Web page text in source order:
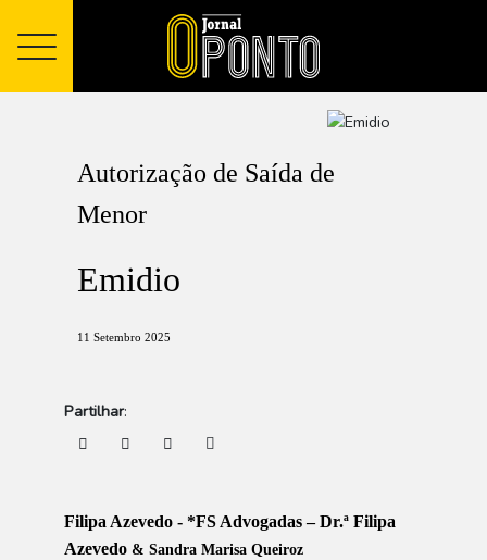
Autorização de Saída de
Menor
Emidio
11 Setembro 2025
Partilhar:
Filipa Azevedo - *FS Advogadas – Dr.ª Filipa
Azevedo & Sandra Marisa Queiroz